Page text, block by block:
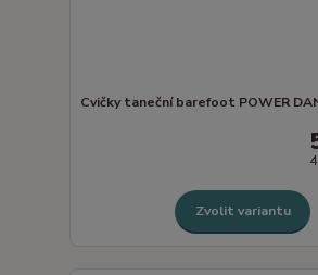
Cvičky taneční barefoot POWER
Zvolit variantu